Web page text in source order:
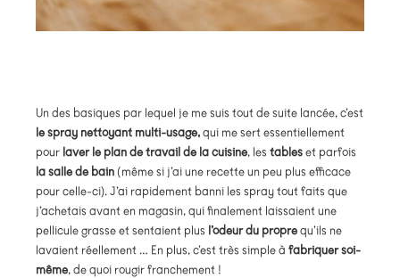
Un des basiques par lequel je me suis tout de suite lancée, c’est
le spray nettoyant multi-usage,qui me sert essentiellement
pour laver le plan de travail de la cuisine, les tableset parfois
la salle de bain(même si j’ai une recette un peu plus efficace
pour celle-ci). J’ai rapidement banni les spray tout faits que
j’achetais avant en magasin, qui finalement laissaient une
pellicule grasse et sentaient plus l’odeur du proprequ’ils ne
lavaient réellement … En plus, c’est très simple à fabriquer soi-
même, de quoi rougir franchement !